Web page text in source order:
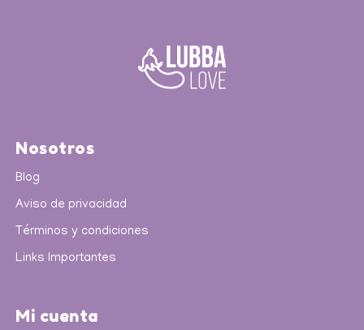
Nosotros
Blog
Aviso de privacidad
Términos y condiciones
Links Importantes
Mi cuenta